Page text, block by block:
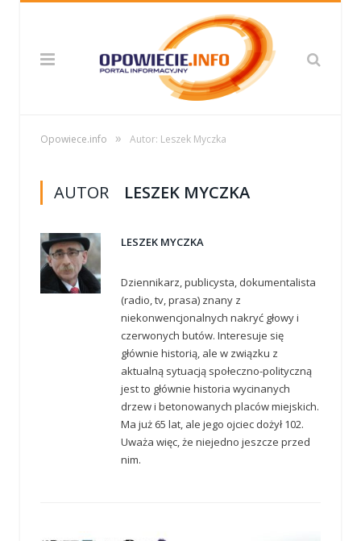
Opowiece.info » Autor: Leszek Myczka
AUTOR LESZEK MYCZKA
LESZEK MYCZKA
Dziennikarz, publicysta, dokumentalista
(radio, tv, prasa) znany z
niekonwencjonalnych nakryć głowy i
czerwonych butów. Interesuje się
głównie historią, ale w związku z
aktualną sytuacją społeczno-polityczną
jest to głównie historia wycinanych
drzew i betonowanych placów miejskich.
Ma już 65 lat, ale jego ojciec dożył 102.
Uważa więc, że niejedno jeszcze przed
nim.